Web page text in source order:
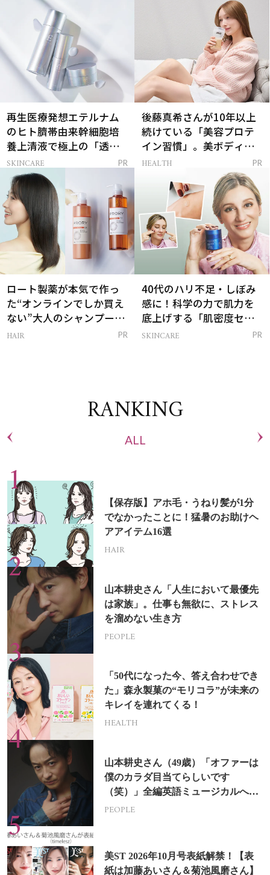
再生医療発想エテルナム
のヒト臍帯由来幹細胞培
養上清液で極上の「透明
感ハリ肌」へ
SKINCARE PR
後藤真希さんが10年以上
続けている「美容プロテ
イン習慣」。美ボディを
支える朝ルーティンと
HEALTH PR
ロート製薬が本気で作っ
た“オンラインでしか買え
ない”大人のシャンプー＆
トリートメントって？
HAIR PR
40代のハリ不足・しぼみ
感に！科学の力で肌力を
底上げする「肌密度セラ
ム」
SKINCARE PR
RANKING
ALL
【保存版】アホ毛・うねり髪が1分
でなかったことに！猛暑のお助けヘ
アアイテム16選
HAIR
山本耕史さん「人生において最優先
は家族」。仕事も無欲に、ストレス
を溜めない生き方
PEOPLE
「50代になった今、答え合わせでき
た」森永製菓の“モリコラ”が未来の
キレイを連れてくる！
HEALTH
山本耕史さん（49歳）「オファーは
僕のカラダ目当てらしいです
（笑）」全編英語ミュージカルへの
挑戦
PEOPLE
美ST 2026年10月号表紙解禁！【表
紙は加藤あいさん＆菊池風磨さん】